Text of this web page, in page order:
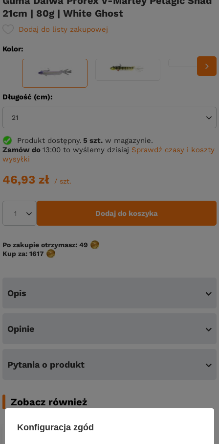
21cm | 80g | White Ghost
Dodaj do listy zakupowej
Kolor
Długość (cm)
21
Produkt dostępny 5 szt. w magazynie.
Zamów do 13:00 to wyślemy dzisiaj Sprawdź czasy i koszty
wysyłki
46,93 zł / szt.
Dodaj do koszyka
Po zakupie otrzymasz: 49
Kup za: 1617
Opis
Opinie
Pytania o produkt
Zobacz również
Konfiguracja zgód